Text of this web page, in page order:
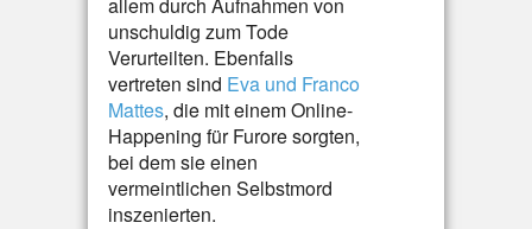
unschuldig zum Tode
Verurteilten. Ebenfalls
vertreten sind Eva und Franco
Mattes, die mit einem Online-
Happening für Furore sorgten,
bei dem sie einen
vermeintlichen Selbstmord
inszenierten.